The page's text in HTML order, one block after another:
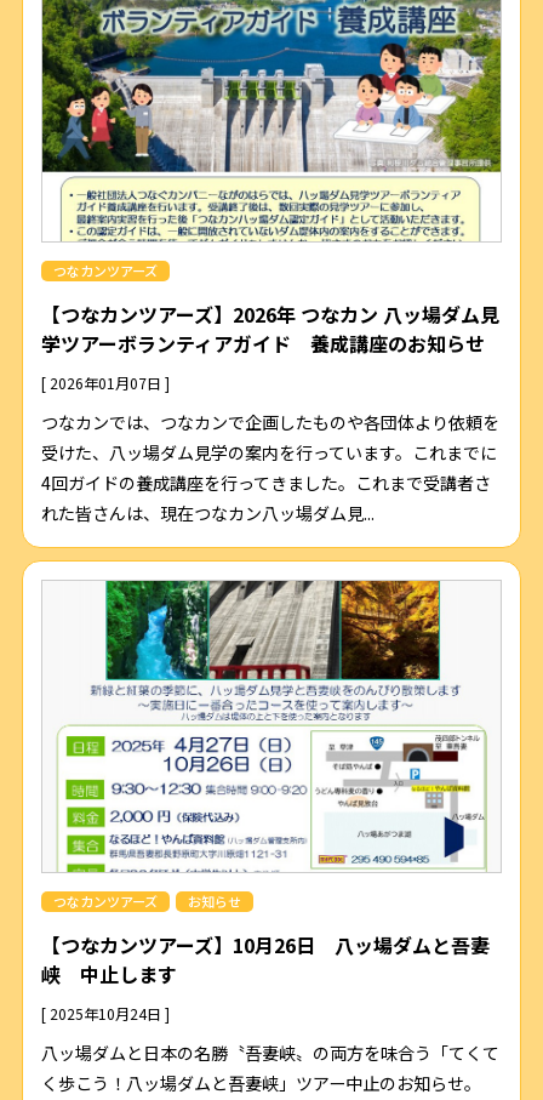
つなカンツアーズ
【つなカンツアーズ】2026年 つなカン 八ッ場ダム見
学ツアーボランティアガイド 養成講座のお知らせ
[ 2026年01月07日 ]
つなカンでは、つなカンで企画したものや各団体より依頼を
受けた、八ッ場ダム見学の案内を行っています。これまでに
4回ガイドの養成講座を行ってきました。これまで受講者さ
れた皆さんは、現在つなカン八ッ場ダム見...
つなカンツアーズ お知らせ
【つなカンツアーズ】10月26日 八ッ場ダムと吾妻
峡 中止します
[ 2025年10月24日 ]
八ッ場ダムと日本の名勝〝吾妻峡〟の両方を味合う「てくて
く歩こう！八ッ場ダムと吾妻峡」ツアー中止のお知らせ。